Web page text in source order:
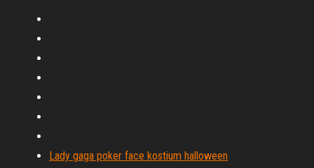
Lady gaga poker face kostium halloween